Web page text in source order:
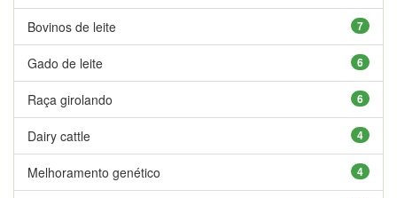
7
Bovinos de leite
6
Gado de leite
6
Raça girolando
4
Dairy cattle
4
Melhoramento genético